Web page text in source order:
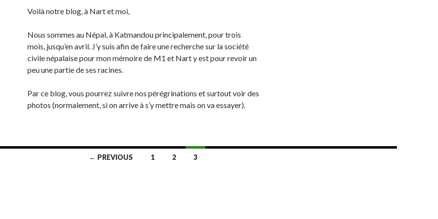
Voilà notre blog, à Nart et moi,
Nous sommes au Népal, à Katmandou principalement, pour trois
mois, jusqu’en avril. J’y suis afin de faire une recherche sur la société
civile népalaise pour mon mémoire de M1 et Nart y est pour revoir un
peu une partie de ses racines.
Par ce blog, vous pourrez suivre nos pérégrinations et surtout voir des
photos (normalement, si on arrive à s’y mettre mais on va essayer).
← PREVIOUS 1 2 3